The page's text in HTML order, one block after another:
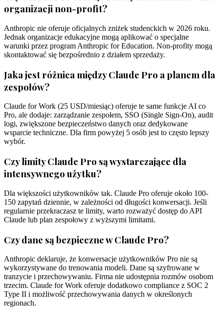
organizacji non-profit?
Anthropic nie oferuje oficjalnych zniżek studenckich w 2026 roku.
Jednak organizacje edukacyjne mogą aplikować o specjalne
warunki przez program Anthropic for Education. Non-profity mogą
skontaktować się bezpośrednio z działem sprzedaży.
Jaka jest różnica między Claude Pro a planem dla
zespołów?
Claude for Work (25 USD/miesiąc) oferuje te same funkcje AI co
Pro, ale dodaje: zarządzanie zespołem, SSO (Single Sign-On), audit
logi, zwiększone bezpieczeństwo danych oraz dedykowane
wsparcie techniczne. Dla firm powyżej 5 osób jest to często lepszy
wybór.
Czy limity Claude Pro są wystarczające dla
intensywnego użytku?
Dla większości użytkowników tak. Claude Pro oferuje około 100-
150 zapytań dziennie, w zależności od długości konwersacji. Jeśli
regularnie przekraczasz te limity, warto rozważyć dostęp do API
Claude lub plan zespołowy z wyższymi limitami.
Czy dane są bezpieczne w Claude Pro?
Anthropic deklaruje, że konwersacje użytkowników Pro nie są
wykorzystywane do trenowania modeli. Dane są szyfrowane w
tranzycie i przechowywaniu. Firma nie udostępnia rozmów osobom
trzecim. Claude for Work oferuje dodatkowo compliance z SOC 2
Type II i możliwość przechowywania danych w określonych
regionach.